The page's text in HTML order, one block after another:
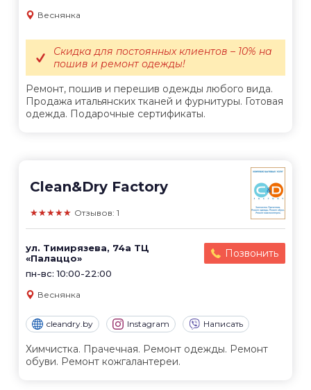
Веснянка
Ремонт, пошив и перешив одежды любого вида.
Продажа итальянских тканей и фурнитуры. Готовая
одежда. Подарочные сертификаты.
Скидка для постоянных клиентов – 10% на
пошив и ремонт одежды!
Clean&Dry Factory
★★★★★ Отзывов: 1
ул. Тимирязева, 74а ТЦ
«Палаццо»
пн-вс: 10:00-22:00
Позвонить
Веснянка
cleandry.by Instagram Написать
Химчистка. Прачечная. Ремонт одежды. Ремонт
обуви. Ремонт кожгалантереи.